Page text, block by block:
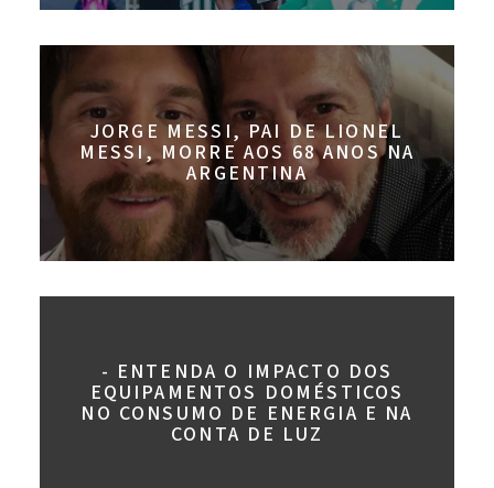
JORGE MESSI, PAI DE LIONEL
MESSI, MORRE AOS 68 ANOS NA
ARGENTINA
- ENTENDA O IMPACTO DOS
EQUIPAMENTOS DOMÉSTICOS
NO CONSUMO DE ENERGIA E NA
CONTA DE LUZ